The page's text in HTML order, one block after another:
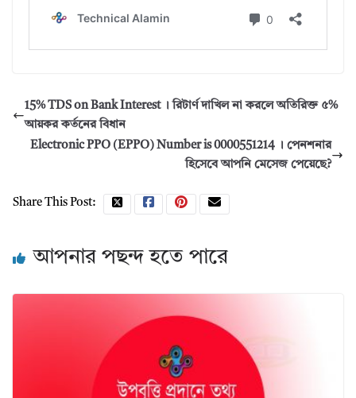
15% TDS on Bank Interest । রিটার্ণ দাখিল না করলে অতিরিক্ত ৫%
আয়কর কর্তনের বিধান
Electronic PPO (EPPO) Number is 0000551214 । পেনশনার
হিসেবে আপনি মেসেজ পেয়েছে?
Share This Post:
আপনার পছন্দ হতে পারে